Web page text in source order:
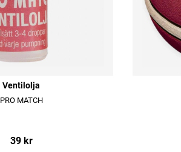
Ventilolja
PRO MATCH
39 kr